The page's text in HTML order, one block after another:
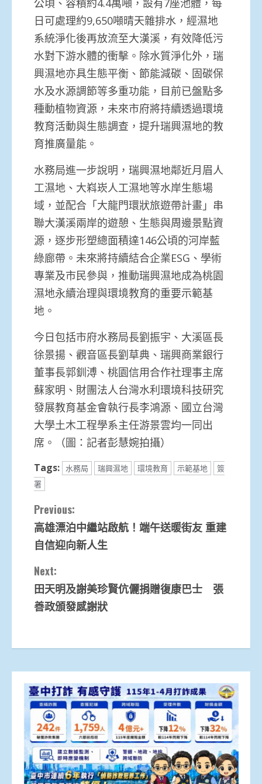
日可處理約9,650噸晴天雜排水，經濕地
系統淨化後再放流至大漢溪，有效降低污
水對下游水體的衝擊。除水質淨化外，瑞
興濕地亦具生態平衡、節能減碳、固碳保
水及水源調節等多重功能，目前已盤點多
種動植物資源，未來市府將持續透過環境
教育活動與生態調查，提升瑞興濕地的教
育推廣量能。
水務局進一步說明，瑞興濕地鄰近月眉人
工濕地、大嵙崁人工濕地等水岸生態場
域，並配合「大龍門環狀旅遊帶計畫」串
聯大漢溪兩岸的遊憩、生態與周邊景點資
源，逐步形塑總面積達146公頃的河岸藍
綠廊帶。未來將持續結合企業ESG、學術
專業及市民參與，推動瑞興濕地成為桃園
濕地永續治理與環境教育的重要示範基
地。
今日包括市府水務局長劉振宇、大溪區長
徐景揚、觀音區長劉草典、瑞興商業銀行
董事長郭釧溥、桃園信用合作社理事主席
蘇家明、財團法人台灣水利環境科技研究
發展教育基金會執行長李鴻源、國立台灣
大學土木工程學系主任游景雲均一同出
席。（圖：記者彭慧婉拍攝）
Tags: 水務局 瑞興濕地 環境教育 示範基地
簽
署
Continue
Reading
Previous:
高雄漂泊中繼站啟航！端午送暖街友 重建
自信迎向新人生
Next:
田天明及謝美珍賢伉儷捐贈復康巴士 張
善政頒發感謝狀